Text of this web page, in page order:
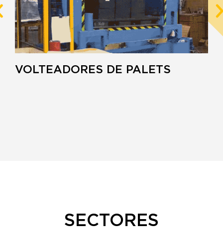
VOLTEADORES DE PALETS
SECTORES